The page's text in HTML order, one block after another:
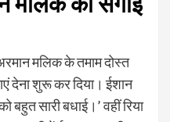
मलिक के तमाम दोस्त
देना शुरू कर दिया। ईशान
सारी बधाई।’ वहीं रिया